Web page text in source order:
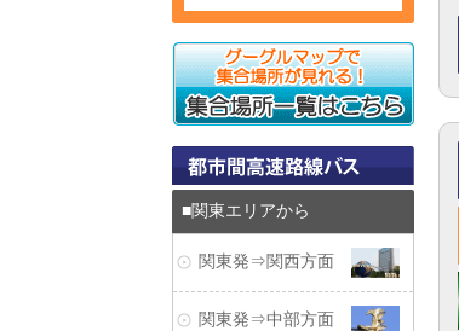
関東エリアから
関東発⇒関西方面
関東発⇒中部方面